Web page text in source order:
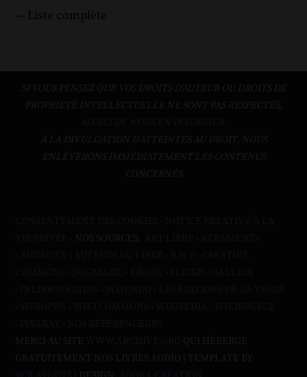
--- Liste complète